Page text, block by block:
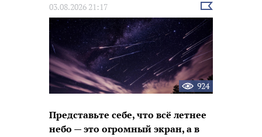
03.08.2026 21:17
Выбрать
новость
924
Представьте себе, что всё летнее
небо — это огромный экран, а в